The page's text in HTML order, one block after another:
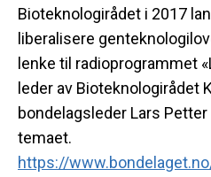
Bioteknologirådet i 2017
liberalisere
lenke til radioprogrammet
leder av Bioteknologirådet
bondelagsleder Lars
temaet.
https://